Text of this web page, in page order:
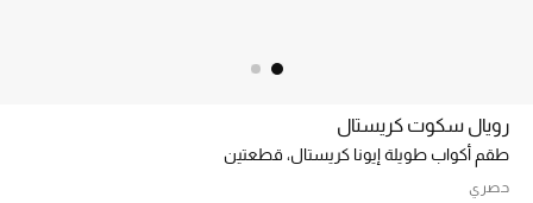
خصم حتى 70%
تسوقوا الآن
رويال سكوت كريستال
طقم أكواب طويلة إيونا كريستال، قطعتين
حصري